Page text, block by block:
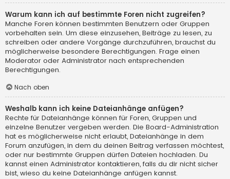
Warum kann ich auf bestimmte Foren nicht zugreifen?
Manche Foren können bestimmten Benutzern oder Gruppen
vorbehalten sein. Um diese einzusehen, Beiträge zu lesen, zu
schreiben oder andere Vorgänge durchzuführen, brauchst du
möglicherweise besondere Berechtigungen. Frage einen
Moderator oder Administrator nach entsprechenden
Berechtigungen.
Nach oben
Weshalb kann ich keine Dateianhänge anfügen?
Rechte für Dateianhänge können für Foren, Gruppen und
einzelne Benutzer vergeben werden. Die Board-Administration
hat es möglicherweise nicht erlaubt, Dateianhänge in dem
Forum anzufügen, in dem du deinen Beitrag verfassen möchtest,
oder nur bestimmte Gruppen dürfen Dateien hochladen. Du
kannst einen Administrator kontaktieren, falls du dir nicht sicher
bist, wieso du keine Dateianhänge anfügen kannst.